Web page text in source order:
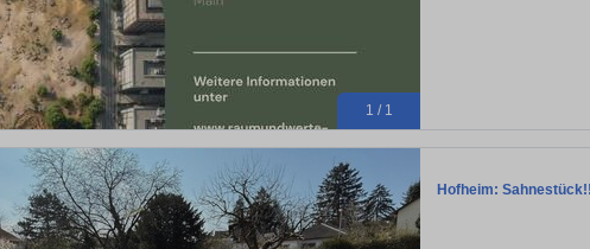
1 / 1
Hofheim: